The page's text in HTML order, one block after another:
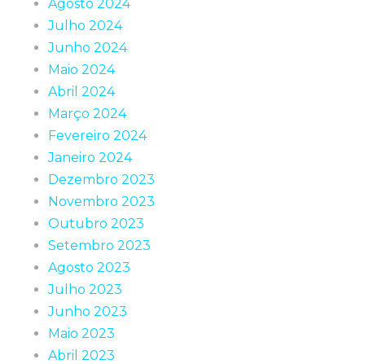
Agosto 2024
Julho 2024
Junho 2024
Maio 2024
Abril 2024
Março 2024
Fevereiro 2024
Janeiro 2024
Dezembro 2023
Novembro 2023
Outubro 2023
Setembro 2023
Agosto 2023
Julho 2023
Junho 2023
Maio 2023
Abril 2023